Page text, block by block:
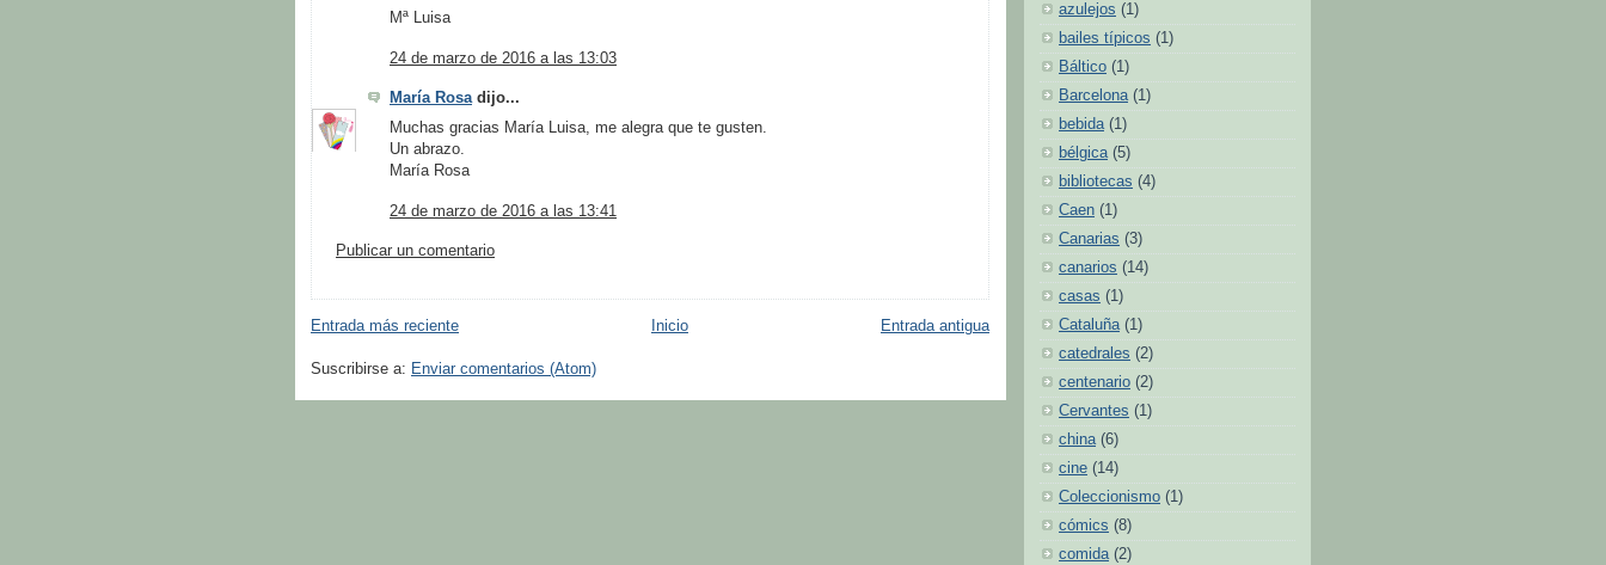
Mª Luisa
24 de marzo de 2016 a las 13:03
María Rosadijo...
Muchas gracias María Luisa, me alegra que te gusten.
Un abrazo.
María Rosa
24 de marzo de 2016 a las 13:41
Publicar un comentario
Entrada más reciente Entrada antigua
Inicio
Suscribirse a: Enviar comentarios (Atom)
azulejos (1)
bailes típicos (1)
Báltico (1)
Barcelona (1)
bebida (1)
bélgica (5)
bibliotecas (4)
Caen (1)
Canarias (3)
canarios (14)
casas (1)
Cataluña (1)
catedrales (2)
centenario (2)
Cervantes (1)
china (6)
cine (14)
Coleccionismo (1)
cómics (8)
comida (2)